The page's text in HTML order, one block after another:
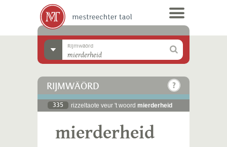
Rijmwäörd
RIJMWÄÖRD
335 rizzeltaote veur 't woord mierderheid
mierderheid